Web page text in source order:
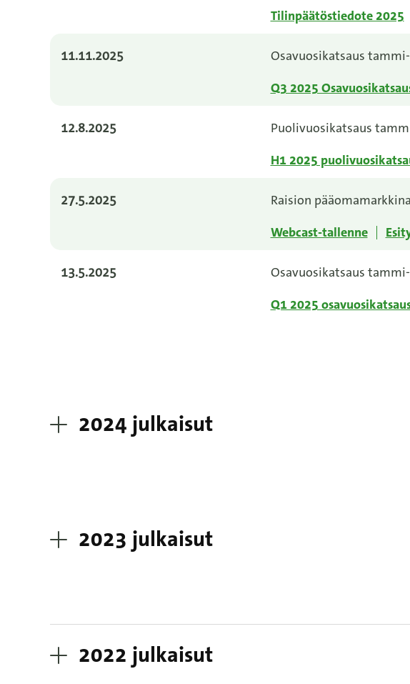
Tilinpäätöstiedote 2025
11.11.2025
Osavuosikatsaus
Q3 2025
12.8.2025
Puolivuosikatsaus
H1 2025
27.5.2025
Raision
Webcast-tallenne
13.5.2025
Osavuosikatsaus
Q1 2025
2024 julkaisut
2023 julkaisut
2022 julkaisut